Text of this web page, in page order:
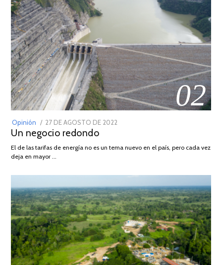
02
Opinión
POSTED
ON
27 DE AGOSTO DE 2022
DE
Un negocio redondo
El de las tarifas de energía no es un tema nuevo en el país, pero cada vez
deja en mayor …